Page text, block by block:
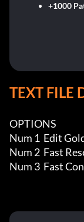
+1000
TEXT FILE
OPTIONS
Num 1  Edit
Num 2  Fast
Num 3  Fast